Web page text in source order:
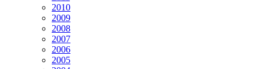
2010
2009
2008
2007
2006
2005